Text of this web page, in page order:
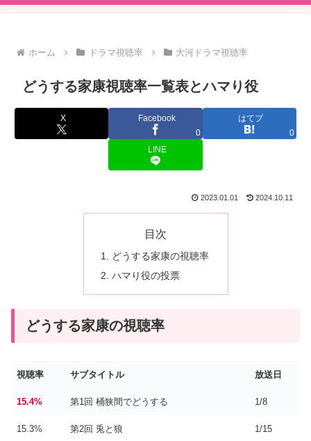
ホーム ドラマ視聴率 大河ドラマ視聴率
どうする家康視聴率一覧表とハマり役
X
Facebook
0
はてブ
0
LINE
2023.01.01 2024.10.11
目次
どうする家康の視聴率
ハマり役の投票
どうする家康の視聴率
視聴率 サブタイトル 放送日
15.4% 第1回 桶狭間でどうする 1/8
15.3% 第2回 兎と狼 1/15